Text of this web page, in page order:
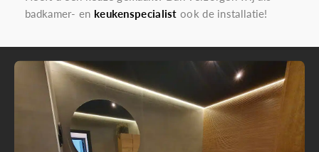
badkamer- en keukenspecialist ook de installatie!